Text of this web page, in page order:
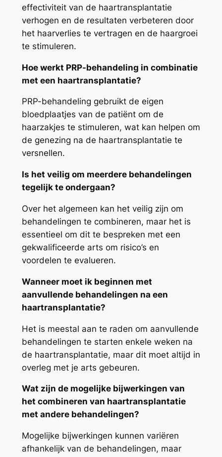
effectiviteit van de haartransplantatie
verhogen en de resultaten verbeteren door
het haarverlies te vertragen en de haargroei
te stimuleren.
Hoe werkt PRP-behandeling in combinatie
met een haartransplantatie?
PRP-behandeling gebruikt de eigen
bloedplaatjes van de patiënt om de
haarzakjes te stimuleren, wat kan helpen om
de genezing na de haartransplantatie te
versnellen.
Is het veilig om meerdere behandelingen
tegelijk te ondergaan?
Over het algemeen kan het veilig zijn om
behandelingen te combineren, maar het is
essentieel om dit te bespreken met een
gekwalificeerde arts om risico’s en
voordelen te evalueren.
Wanneer moet ik beginnen met
aanvullende behandelingen na een
haartransplantatie?
Het is meestal aan te raden om aanvullende
behandelingen te starten enkele weken na
de haartransplantatie, maar dit moet altijd in
overleg met je arts gebeuren.
Wat zijn de mogelijke bijwerkingen van
het combineren van haartransplantatie
met andere behandelingen?
Mogelijke bijwerkingen kunnen variëren
afhankelijk van de behandelingen, maar